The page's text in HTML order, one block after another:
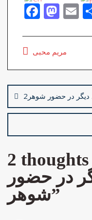
F
e
b
o
o
k
M
to
d
o
n
E
ai مریم محبی
navigation
در حضور شوهر
2
در حضور
شوهر”